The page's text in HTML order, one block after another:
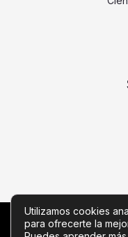
Copyright ©
Utilizamos cookies
para ofrecerte la